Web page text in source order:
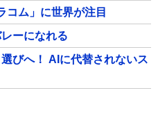
コム」に世界が注目
ーになれる
びへ！ AIに代替されないス